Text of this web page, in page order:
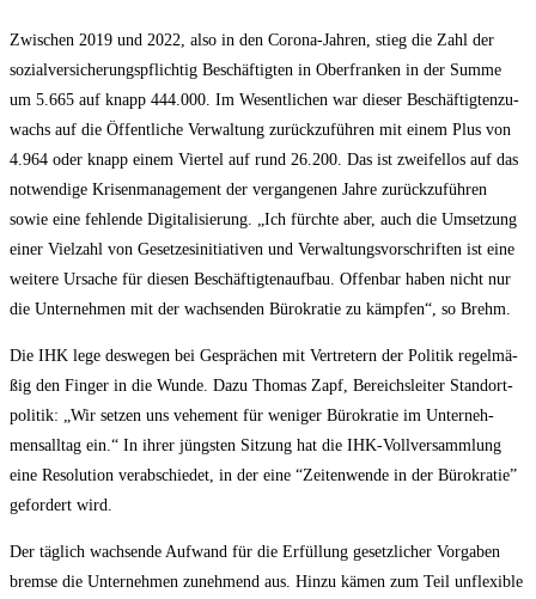
Zwi­schen 2019 und 2022, also in den Coro­na-Jah­ren, stieg die Zahl der
sozi­al­ver­si­che­rungs­pflich­tig Beschäf­tig­ten in Ober­fran­ken in der Sum­me
um 5.665 auf knapp 444.000. Im Wesent­li­chen war die­ser Beschäf­tig­ten­zu­
wachs auf die Öffent­li­che Ver­wal­tung zurück­zu­füh­ren mit einem Plus von
4.964 oder knapp einem Vier­tel auf rund 26.200. Das ist zwei­fel­los auf das
not­wen­di­ge Kri­sen­ma­nage­ment der ver­gan­ge­nen Jah­re zurück­zu­füh­ren
sowie eine feh­len­de Digi­ta­li­sie­rung. „Ich fürch­te aber, auch die Umset­zung
einer Viel­zahl von Geset­zes­in­itia­ti­ven und Ver­wal­tungs­vor­schrif­ten ist eine
wei­te­re Ursa­che für die­sen Beschäf­tig­ten­auf­bau. Offen­bar haben nicht nur
die Unter­neh­men mit der wach­sen­den Büro­kra­tie zu kämp­fen“, so Brehm.
Die IHK lege des­we­gen bei Gesprä­chen mit Ver­tre­tern der Poli­tik regel­mä­
ßig den Fin­ger in die Wun­de. Dazu Tho­mas Zapf, Bereichs­lei­ter Stand­ort­
po­li­tik: „Wir set­zen uns vehe­ment für weni­ger Büro­kra­tie im Unter­neh­
mens­all­tag ein.“ In ihrer jüngs­ten Sit­zung hat die IHK-Voll­ver­samm­lung
eine Reso­lu­ti­on ver­ab­schie­det, in der eine “Zei­ten­wen­de in der Büro­kra­tie”
gefor­dert wird.
Der täg­lich wach­sen­de Auf­wand für die Erfül­lung gesetz­li­cher Vor­ga­ben
brem­se die Unter­neh­men zuneh­mend aus. Hin­zu kämen zum Teil unfle­xi­ble